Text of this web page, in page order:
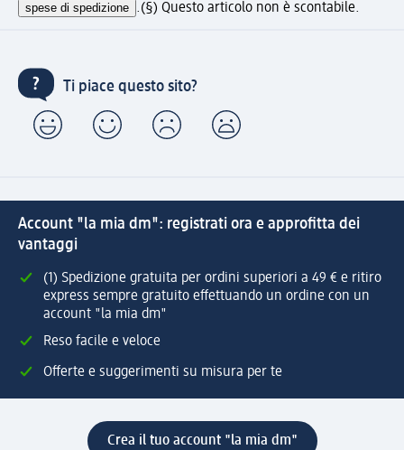
spese di spedizione .(§) Questo articolo non è scontabile.
Ti piace questo sito?
Account "la mia dm": registrati ora e approfitta dei
vantaggi
(1) Spedizione gratuita per ordini superiori a 49 € e ritiro
express sempre gratuito effettuando un ordine con un
account "la mia dm"
Reso facile e veloce
Offerte e suggerimenti su misura per te
Crea il tuo account "la mia dm"